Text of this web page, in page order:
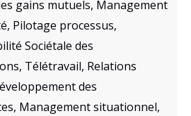
gains mutuels, Management
Pilotage processus,
Sociétale des
Télétravail, Relations
des
Management situationnel,